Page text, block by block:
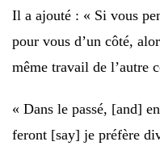
Il a ajouté : « Si vous
pour vous d’un côté,
même travail de l’autre
« Dans le passé, [and]
feront [say] je préfère